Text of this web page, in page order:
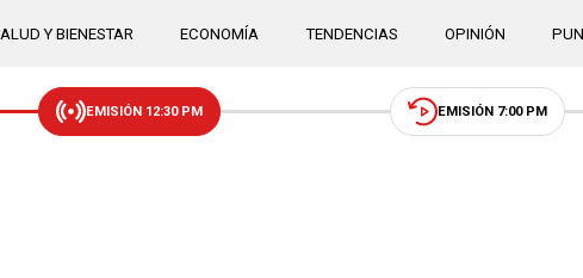
Y BIENESTAR ECONOMÍA TENDENCIAS OPINIÓN
EMISIÓN 12:30 PM EMISIÓN 7:00 PM